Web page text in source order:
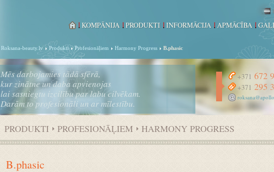
Mēs darbojamies tādā sfērā,
kur zinātne un daba apvienojas
lai sasniegtu izcilību par labu cilvēkam.
Darām to profesionāli un ar mīlestību.
+371 672
+371 295
Roksana-beauty.lv Produkti Profesionāļiem Harmony Progress B.phasic
KOMPĀNIJA PRODUKTI INFORMĀCIJA APMĀCĪBA
PRODUKTI PROFESIONĀĻIEM HARMONY PROGRESS
B.phasic